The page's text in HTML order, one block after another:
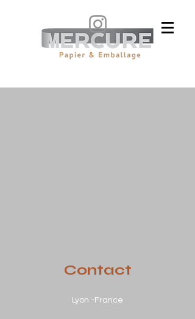
Contact
Lyon -France